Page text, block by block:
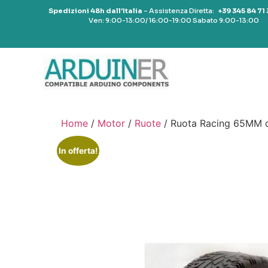
Spedizioni 48h dall’Italia – Assistenza Diretta: +39 345 84 71
Ven: 9:00-13:00/ 16:00-19:00 Sabato 9:00-13:00
Home / Motor / Ruote / Ruota Racing 65MM
In offerta!